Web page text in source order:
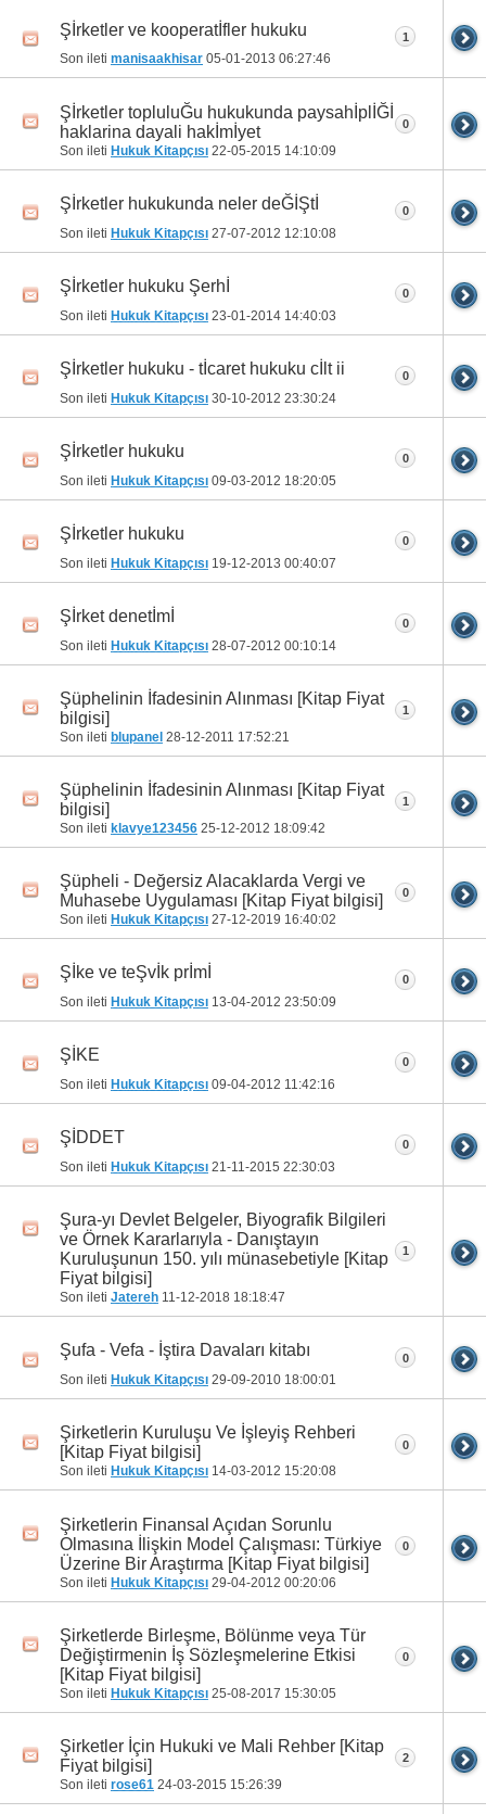
Şİrketler ve kooperatİfler hukuku
Son ileti manisaakhisar 05-01-2013 06:27:46
1
Şİrketler topluluĞu hukukunda paysahİplİĞİ
haklarina dayali hakİmİyet
Son ileti Hukuk Kitapçısı 22-05-2015 14:10:09
0
Şİrketler hukukunda neler deĞİŞtİ
Son ileti Hukuk Kitapçısı 27-07-2012 12:10:08
0
Şİrketler hukuku Şerhİ
Son ileti Hukuk Kitapçısı 23-01-2014 14:40:03
0
Şİrketler hukuku - tİcaret hukuku cİlt ii
Son ileti Hukuk Kitapçısı 30-10-2012 23:30:24
0
Şİrketler hukuku
Son ileti Hukuk Kitapçısı 09-03-2012 18:20:05
0
Şİrketler hukuku
Son ileti Hukuk Kitapçısı 19-12-2013 00:40:07
0
Şİrket denetİmİ
Son ileti Hukuk Kitapçısı 28-07-2012 00:10:14
0
Şüphelinin İfadesinin Alınması [Kitap Fiyat
bilgisi]
Son ileti blupanel 28-12-2011 17:52:21
1
Şüphelinin İfadesinin Alınması [Kitap Fiyat
bilgisi]
Son ileti klavye123456 25-12-2012 18:09:42
1
Şüpheli - Değersiz Alacaklarda Vergi ve
Muhasebe Uygulaması [Kitap Fiyat bilgisi]
Son ileti Hukuk Kitapçısı 27-12-2019 16:40:02
0
Şİke ve teŞvİk prİmİ
Son ileti Hukuk Kitapçısı 13-04-2012 23:50:09
0
ŞİKE
Son ileti Hukuk Kitapçısı 09-04-2012 11:42:16
0
ŞİDDET
Son ileti Hukuk Kitapçısı 21-11-2015 22:30:03
0
Şura-yı Devlet Belgeler, Biyografik Bilgileri
ve Örnek Kararlarıyla - Danıştayın
Kuruluşunun 150. yılı münasebetiyle [Kitap
Fiyat bilgisi]
Son ileti Jatereh 11-12-2018 18:18:47
1
Şufa - Vefa - İştira Davaları kitabı
Son ileti Hukuk Kitapçısı 29-09-2010 18:00:01
0
Şirketlerin Kuruluşu Ve İşleyiş Rehberi
[Kitap Fiyat bilgisi]
Son ileti Hukuk Kitapçısı 14-03-2012 15:20:08
0
Şirketlerin Finansal Açıdan Sorunlu
Olmasına İlişkin Model Çalışması: Türkiye
Üzerine Bir Araştırma [Kitap Fiyat bilgisi]
Son ileti Hukuk Kitapçısı 29-04-2012 00:20:06
0
Şirketlerde Birleşme, Bölünme veya Tür
Değiştirmenin İş Sözleşmelerine Etkisi
[Kitap Fiyat bilgisi]
Son ileti Hukuk Kitapçısı 25-08-2017 15:30:05
0
Şirketler İçin Hukuki ve Mali Rehber [Kitap
Fiyat bilgisi]
Son ileti rose61 24-03-2015 15:26:39
2